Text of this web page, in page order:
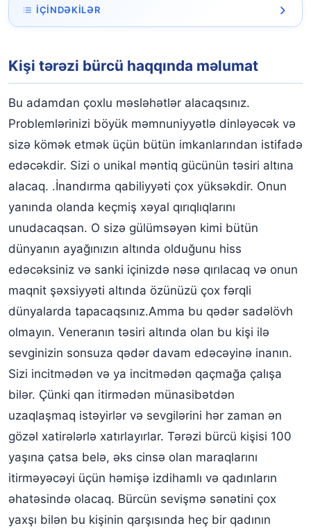
İÇINDƏKILƏR
Kişi tərəzi bürcü haqqında məlumat
Bu adamdan çoxlu məsləhətlər alacaqsınız.
Problemlərinizi böyük məmnuniyyətlə dinləyəcək və
sizə kömək etmək üçün bütün imkanlarından istifadə
edəcəkdir. Sizi o unikal məntiq gücünün təsiri altına
alacaq. .İnandırma qabiliyyəti çox yüksəkdir. Onun
yanında olanda keçmiş xəyal qırıqlıqlarını
unudacaqsan. O sizə gülümsəyən kimi bütün
dünyanın ayağınızın altında olduğunu hiss
edəcəksiniz və sanki içinizdə nəsə qırılacaq və onun
maqnit şəxsiyyəti altında özünüzü çox fərqli
dünyalarda tapacaqsınız.Amma bu qədər sadəlövh
olmayın. Veneranın təsiri altında olan bu kişi ilə
sevginizin sonsuza qədər davam edəcəyinə inanın.
Sizi incitmədən və ya incitmədən qaçmağa çalışa
bilər. Çünki qan itirmədən münasibətdən
uzaqlaşmaq istəyirlər və sevgilərini hər zaman ən
gözəl xatirələrlə xatırlayırlar. Tərəzi bürcü kişisi 100
yaşına çatsa belə, əks cinsə olan maraqlarını
itirməyəcəyi üçün həmişə izdihamlı və qadınların
əhatəsində olacaq. Bürcün sevişmə sənətini çox
yaxşı bilən bu kişinin qarşısında heç bir qadının